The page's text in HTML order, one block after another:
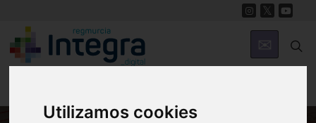
Utilizamos cookies